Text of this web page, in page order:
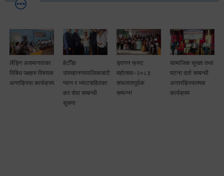
लैङ्गि असमानताका
विबिध पक्षहरु विषयक
अन्तक्रिया कार्यक्रम
हेटौँडा
उपमहानगरपालिकाबाटै
प्यान र भ्याटसहितका
कर सेवा सम्बन्धी
सूचना
ड्रागन फ्रुट
महोत्सव–२०८३
सफलतापूर्वक
सम्पन्न!
सामाजिक सुरक्षा तथा
घटना दर्ता सम्बन्धी
अन्तरक्रियात्मक
कार्यक्रम